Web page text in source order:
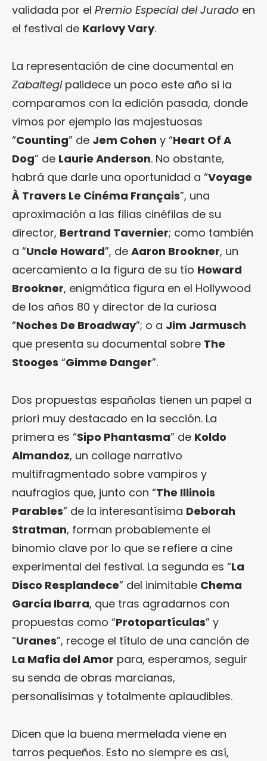
validada por el Premio Especial del Jurado en
el festival de Karlovy Vary.
La representación de cine documental en
Zabaltegipalidece un poco este año si la
comparamos con la edición pasada, donde
vimos por ejemplo las majestuosas
“Counting” de Jem Cohen y “Heart Of A
Dog” de Laurie Anderson. No obstante,
habrá que darle una oportunidad a “Voyage
À Travers Le Cinéma Français”, una
aproximación a las filias cinéfilas de su
director, Bertrand Tavernier; como también
a “Uncle Howard”, de Aaron Brookner, un
acercamiento a la figura de su tío Howard
Brookner, enigmática figura en el Hollywood
de los años 80 y director de la curiosa
“Noches De Broadway”; o a Jim Jarmusch
que presenta su documental sobre The
Stooges “Gimme Danger”.
Dos propuestas españolas tienen un papel a
priori muy destacado en la sección. La
primera es “Sipo Phantasma” de Koldo
Almandoz, un collage narrativo
multifragmentado sobre vampiros y
naufragios que, junto con “The Illinois
Parables” de la interesantísima Deborah
Stratman, forman probablemente el
binomio clave por lo que se refiere a cine
experimental del festival. La segunda es “La
Disco Resplandece” del inimitable Chema
García Ibarra, que tras agradarnos con
propuestas como “Protopartículas” y
“Uranes”, recoge el título de una canción de
La Mafia del Amor para, esperamos, seguir
su senda de obras marcianas,
personalísimas y totalmente aplaudibles.
Dicen que la buena mermelada viene en
tarros pequeños. Esto no siempre es así,